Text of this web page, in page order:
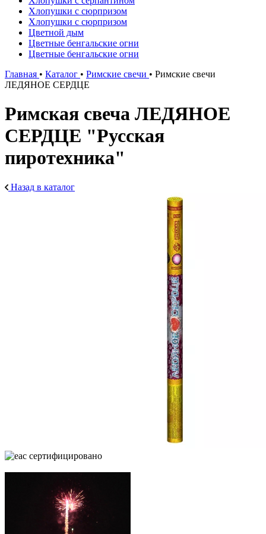
Хлопушки с сюрпризом
Хлопушки с сюрпризом
Цветной дым
Цветные бенгальские огни
Цветные бенгальские огни
Главная • Каталог • Римские свечи • Римские свечи
ЛЕДЯНОЕ СЕРДЦЕ
Римская свеча ЛЕДЯНОЕ
СЕРДЦЕ "Русская
пиротехника"
Назад в каталог
cертифицировано